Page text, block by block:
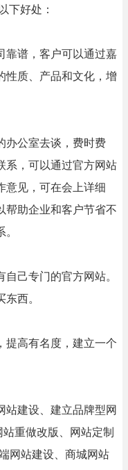
下好处：
靠谱，客户可以通过嘉
性质、产品和文化，增
办公室去谈，费时费
系，可以通过官方网站
意见，可在会上详细
帮助企业和客户节省不
己专门的官方网站。
西。
提高有名度，建立一个
站建设、建立品牌型网
重做改版、网站定制
网站建设、商城网站